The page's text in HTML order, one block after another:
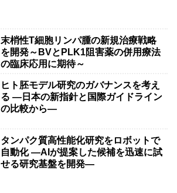
末梢性T細胞リンパ腫の新規治療戦略
を開発～BVとPLK1阻害薬の併用療法
の臨床応用に期待～
ヒト胚モデル研究のガバナンスを考え
る ―日本の新指針と国際ガイドライン
の比較から―
タンパク質高性能化研究をロボットで
自動化 ―AIが提案した候補を迅速に試
せる研究基盤を開発―